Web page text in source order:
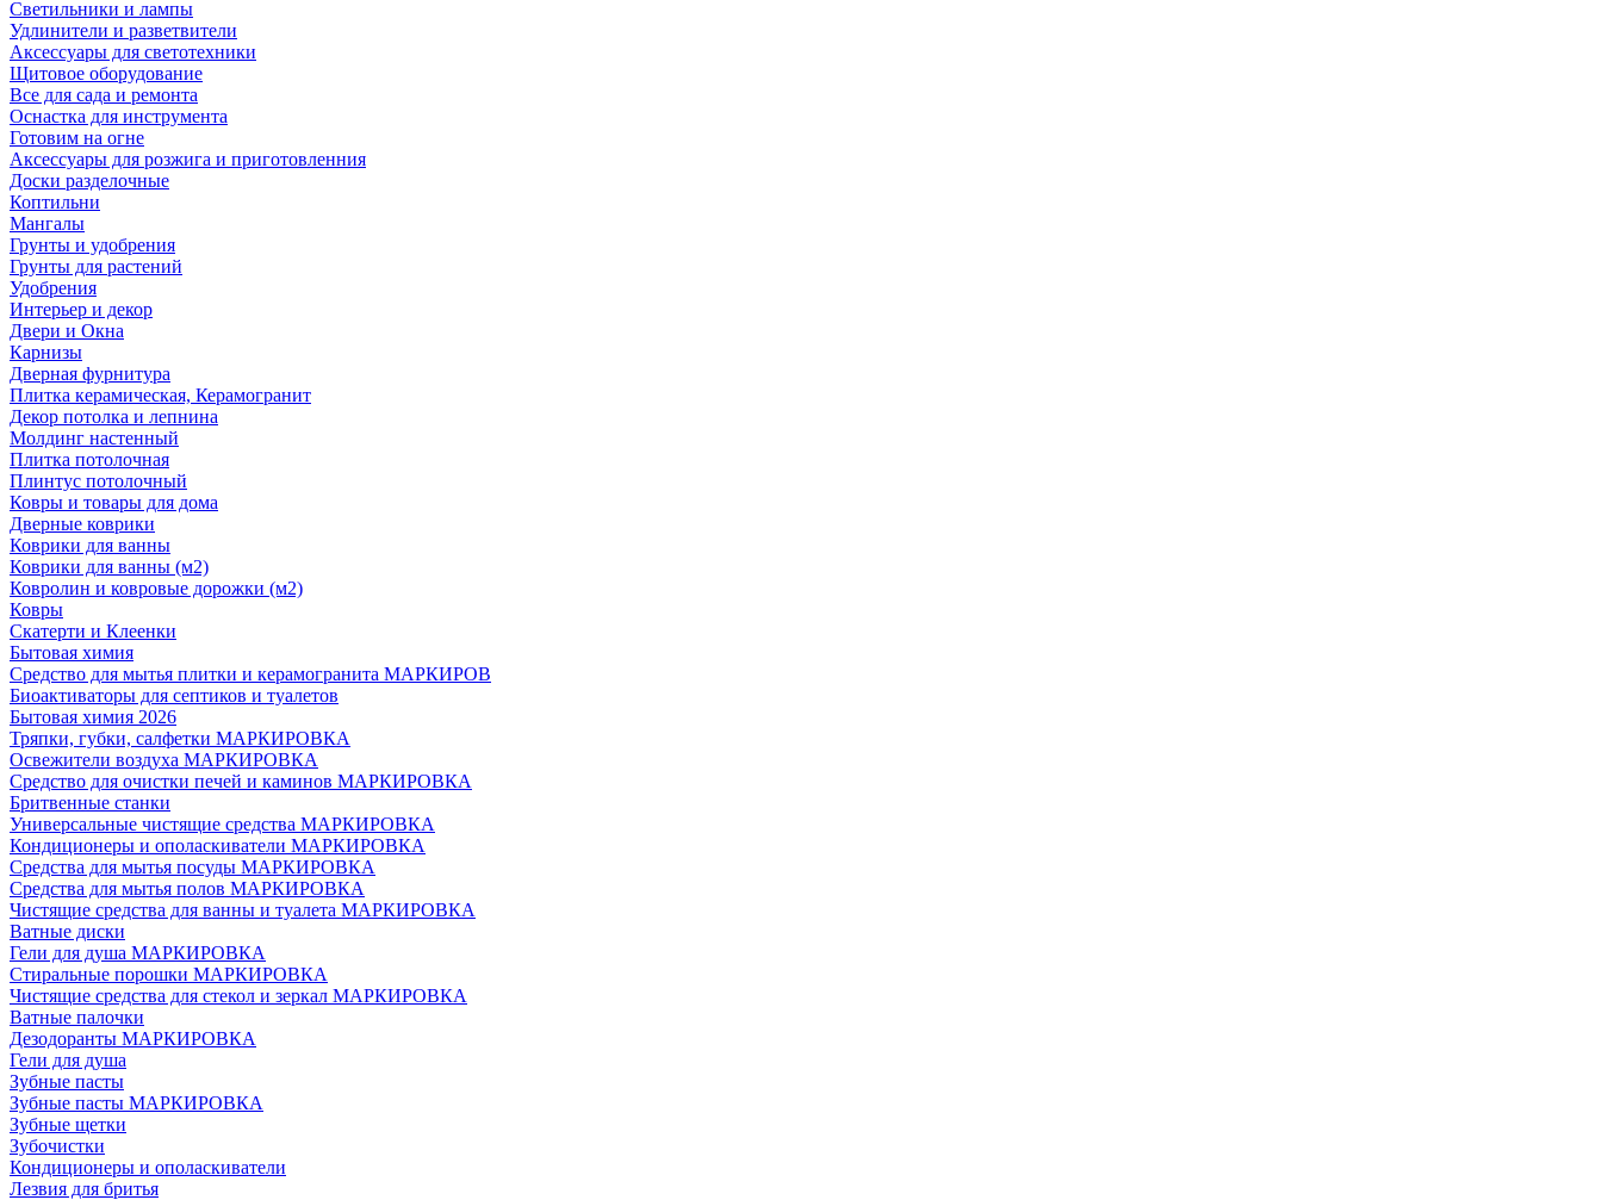
Светильники и лампы
Удлинители и разветвители
Аксессуары для светотехники
Щитовое оборудование
Все для сада и ремонта
Оснастка для инструмента
Готовим на огне
Аксессуары для розжига и приготовленния
Доски разделочные
Коптильни
Мангалы
Грунты и удобрения
Грунты для растений
Удобрения
Интерьер и декор
Двери и Окна
Карнизы
Дверная фурнитура
Плитка керамическая, Керамогранит
Декор потолка и лепнина
Молдинг настенный
Плитка потолочная
Плинтус потолочный
Ковры и товары для дома
Дверные коврики
Коврики для ванны
Коврики для ванны (м2)
Ковролин и ковровые дорожки (м2)
Ковры
Скатерти и Клеенки
Бытовая химия
Средство для мытья плитки и керамогранита МАРКИРОВ
Биоактиваторы для септиков и туалетов
Бытовая химия 2026
Тряпки, губки, салфетки МАРКИРОВКА
Освежители воздуха МАРКИРОВКА
Средство для очистки печей и каминов МАРКИРОВКА
Бритвенные станки
Универсальные чистящие средства МАРКИРОВКА
Кондиционеры и ополаскиватели МАРКИРОВКА
Средства для мытья посуды МАРКИРОВКА
Средства для мытья полов МАРКИРОВКА
Чистящие средства для ванны и туалета МАРКИРОВКА
Ватные диски
Гели для душа МАРКИРОВКА
Стиральные порошки МАРКИРОВКА
Чистящие средства для стекол и зеркал МАРКИРОВКА
Ватные палочки
Дезодоранты МАРКИРОВКА
Гели для душа
Зубные пасты
Зубные пасты МАРКИРОВКА
Зубные щетки
Зубочистки
Кондиционеры и ополаскиватели
Лезвия для бритья